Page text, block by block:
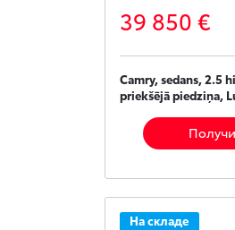
39 850 €
Camry, sedans, 2.5
priekšējā piedziņa,
На складе